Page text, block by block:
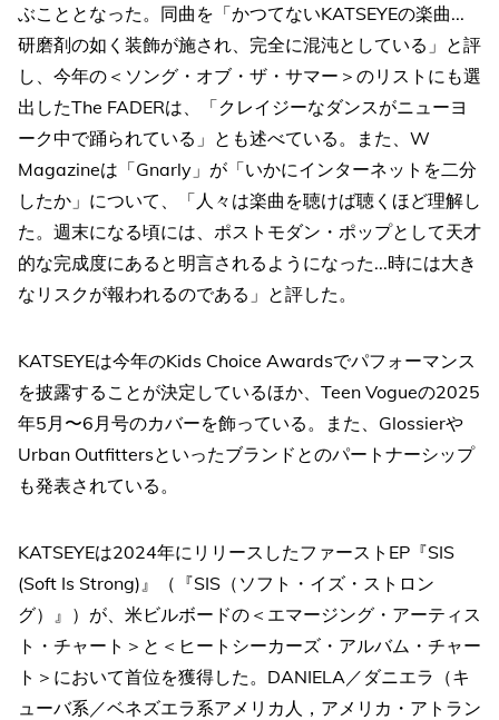
ぶこととなった。同曲を「かつてないKATSEYEの楽曲...
研磨剤の如く装飾が施され、完全に混沌としている」と評
し、今年の＜ソング・オブ・ザ・サマー＞のリストにも選
出したThe FADERは、「クレイジーなダンスがニューヨ
ーク中で踊られている」とも述べている。また、W
Magazineは「Gnarly」が「いかにインターネットを二分
したか」について、「人々は楽曲を聴けば聴くほど理解し
た。週末になる頃には、ポストモダン・ポップとして天才
的な完成度にあると明言されるようになった...時には大き
なリスクが報われるのである」と評した。
KATSEYEは今年のKids Choice Awardsでパフォーマンス
を披露することが決定しているほか、Teen Vogueの2025
年5月〜6月号のカバーを飾っている。また、Glossierや
Urban Outfittersといったブランドとのパートナーシップ
も発表されている。
KATSEYEは2024年にリリースしたファーストEP『SIS
(Soft Is Strong)』（『SIS（ソフト・イズ・ストロン
グ）』）が、米ビルボードの＜エマージング・アーティス
ト・チャート＞と＜ヒートシーカーズ・アルバム・チャー
ト＞において首位を獲得した。DANIELA／ダニエラ（キ
ューバ系／ベネズエラ系アメリカ人，アメリカ・アトラン